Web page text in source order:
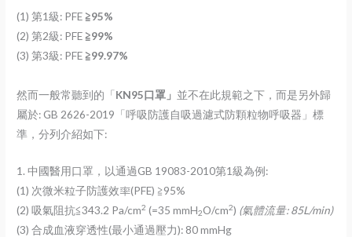
(1) 第1級: PFE≧95%
(2) 第2級: PFE≧99%
(3) 第3級: PFE≧99.97%
然而一般常聽到的「KN95口罩」 並不在此規範之下，而是另外歸
屬於: GB 2626-2019「呼吸防護自吸過濾式防顆粒物呼吸器」標
準，分列介紹如下:
1. 中國醫用口罩，以通過GB 19083-2010第1級為例:
(1) 次微米粒子防護效率(PFE) ≧95%
(2) 吸氣阻抗≦343.2 Pa/cm2 (=35 mmH2O/cm2) (氣體流量: 85L/min)
(3) 合成血液穿透性(最小通過壓力): 80 mmHg